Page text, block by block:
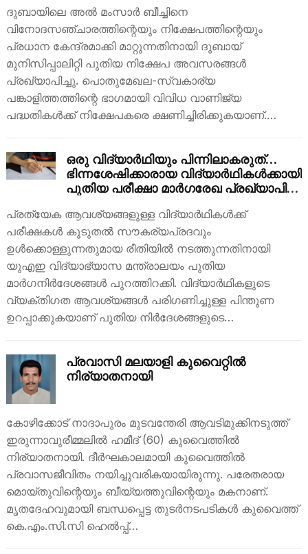
ദുബായിലെ അൽ മംസാർ ബീച്ചിനെ
വിനോദസഞ്ചാരത്തിന്റെയും നിക്ഷേപത്തിന്റെയും
പ്രധാന കേന്ദ്രമാക്കി മാറ്റുന്നതിനായി ദുബായ്
മുനിസിപ്പാലിറ്റി പുതിയ നിക്ഷേപ അവസരങ്ങൾ
പ്രഖ്യാപിച്ചു. പൊതുമേഖല-സ്വകാര്യ
പങ്കാളിത്തത്തിന്റെ ഭാഗമായി വിവിധ വാണിജ്യ
പദ്ധതികൾക്ക് നിക്ഷേപകരെ ക്ഷണിച്ചിരിക്കുകയാണ്.…
ഒരു വിദ്യാർഥിയും പിന്നിലാകരുത്…
ഭിന്നശേഷിക്കാരായ വിദ്യാർഥികൾക്കായി
പുതിയ പരീക്ഷാ മാർഗരേഖ പ്രഖ്യാപിച്ച്
പ്രത്യേക ആവശ്യങ്ങളുള്ള വിദ്യാർഥികൾക്ക്
പരീക്ഷകൾ കൂടുതൽ സൗകര്യപ്രദവും
ഉൾക്കൊള്ളുന്നതുമായ രീതിയിൽ നടത്തുന്നതിനായി
യുഎഇ വിദ്യാഭ്യാസ മന്ത്രാലയം പുതിയ
മാർഗനിർദേശങ്ങൾ പുറത്തിറക്കി. വിദ്യാർഥികളുടെ
വ്യക്തിഗത ആവശ്യങ്ങൾ പരിഗണിച്ചുള്ള പിന്തുണ
ഉറപ്പാക്കുകയാണ് പുതിയ നിർദേശങ്ങളുടെ…
പ്രവാസി മലയാളി കുവൈറ്റിൽ
നിര്യാതനായി
കോഴിക്കോട് നാദാപുരം മുടവന്തേരി ആവടിമുക്കിനടുത്ത്
ഇരുന്നാവുരീമ്മലിൽ ഹമീദ് (60) കുവൈത്തിൽ
നിര്യാതനായി. ദീർഘകാലമായി കുവൈത്തിൽ
പ്രവാസജീവിതം നയിച്ചുവരികയായിരുന്നു. പരേതരായ
മൊയ്തുവിന്റെയും ബീയ്യത്തുവിന്റെയും മകനാണ്.
മൃതദേഹവുമായി ബന്ധപ്പെട്ട തുടർനടപടികൾ കുവൈത്ത്
കെ.എം.സി.സി ഹെൽപ്പ്…